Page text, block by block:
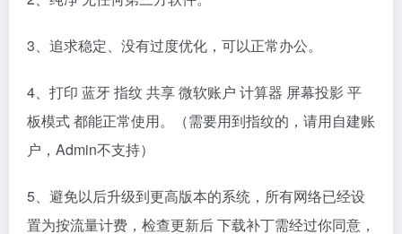
3、追求稳定、没有过度优化，可以正常办公。
4、打印 蓝牙 指纹 共享 微软账户 计算器 屏幕投影 平
板模式 都能正常使用。（需要用到指纹的，请用自建账
户，Admin不支持）
5、避免以后升级到更高版本的系统，所有网络已经设
置为按流量计费，检查更新后 下载补丁需经过你同意，